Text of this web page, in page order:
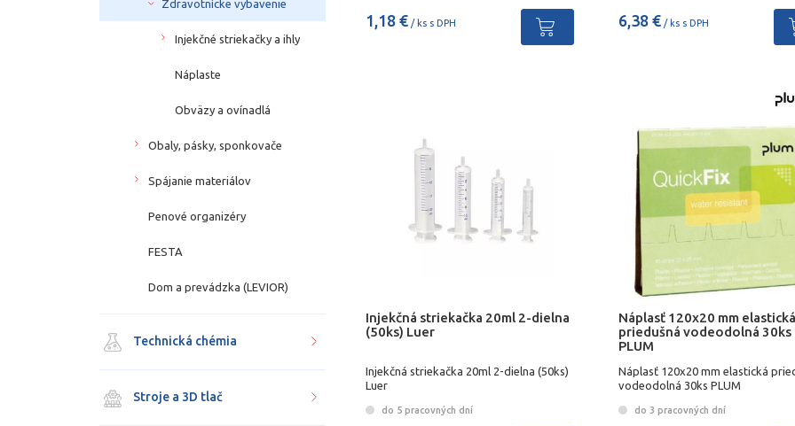
1,18 € / ks s DPH 6,38 €/ ks s DPH
Injekčná striekačka 20ml 2-dielna
(50ks) Luer
Injekčná striekačka 20ml 2-dielna (50ks)
Luer
do 5 pracovných dní
Náplasť 120x20 mm elastická
priedušná vodeodolná 30ks
PLUM
Náplasť 120x20 mm elastická
vodeodolná 30ks PLUM
do 3 pracovných dní
Zdravotnícke vybavenie
Injekčné striekačky a ihly
Náplaste
Obväzy a ovínadlá
Obaly, pásky, sponkovače
Spájanie materiálov
Penové organizéry
FESTA
Dom a prevádzka (LEVIOR)
Technická chémia
Stroje a 3D tlač